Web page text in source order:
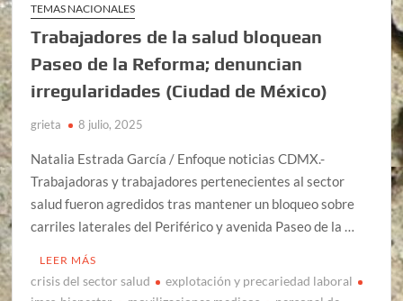
TEMAS NACIONALES
Trabajadores de la salud bloquean
Paseo de la Reforma; denuncian
irregularidades (Ciudad de México)
grieta 8 julio, 2025
Natalia Estrada García / Enfoque noticias CDMX.-
Trabajadoras y trabajadores pertenecientes al sector
salud fueron agredidos tras mantener un bloqueo sobre
carriles laterales del Periférico y avenida Paseo de la …
LEER MÁS
crisis del sector salud
explotación y precariedad laboral